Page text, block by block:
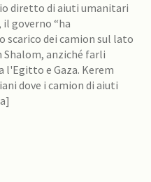
diretto di aiuti umanitari
il governo “ha
dei camion sul lato
Shalom, anziché farli
l'Egitto e Gaza. Kerem
dove i camion di aiuti